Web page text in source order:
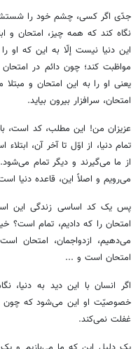
جدّی اگر کسی، چشم خود را
نگاه کند که همه چیز، امتحان و
این دنیا نیست إلّا به این که او
مواظبت کند؛ چون دائم در
یعنی او را به این امتحان و
امتحان، سرافزار بیرون بیاید.
عزیزان من! این مطلب، کد است،
تمام دنیا، از اوّل تا آخر آن،
از ما می‌گیرند و دیگر تمام
می‌رویم و اصلاً این، قاعده دنیا
پس یک کد اساسی زندگی این است:
امتحان را که دادیم، تمام است؟
می‌دهیم، ازدواجمان، امتحان
امتحان است و ...
اگر انسان با این دید به
خصوصیّت او این می‌شود که چون
غفلت نمی‌کند.